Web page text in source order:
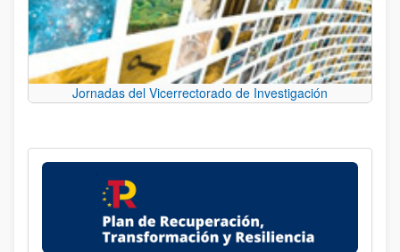
Jornadas del Vicerrectorado de Investigación